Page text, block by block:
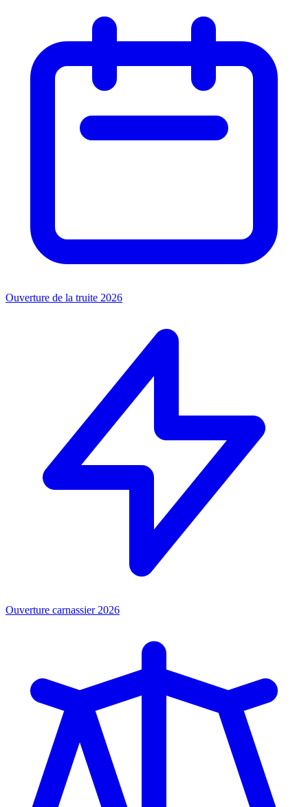
Ouverture de la truite 2026
Ouverture carnassier 2026